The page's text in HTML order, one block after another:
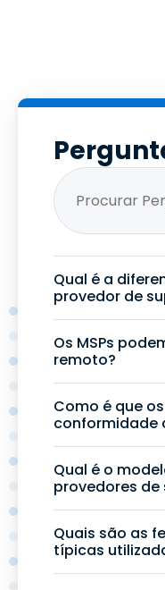
Qual é a
provedor de
Os MSPs
remoto?
Como é que
conformidade
Qual é o
provedores de
Quais são as
típicas